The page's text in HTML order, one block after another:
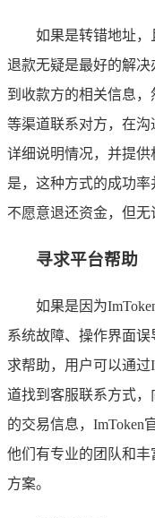
如果是转错地址
退款无疑是最好的解
到收款方的相关信息
等渠道联系对方，在
详细说明情况，并提
是，这种方式的成功
不愿意退还资金，但无
寻求平台帮助
如果是因为
系统故障、操作界面
求帮助，用户可以通
道找到客服联系方式
的交易信息，ImToken
他们有专业的团队和
方案。